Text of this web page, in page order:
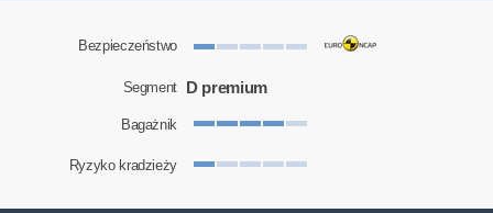
Bezpieczeństwo
Segment D premium
Bagażnik
Ryzyko kradzieży